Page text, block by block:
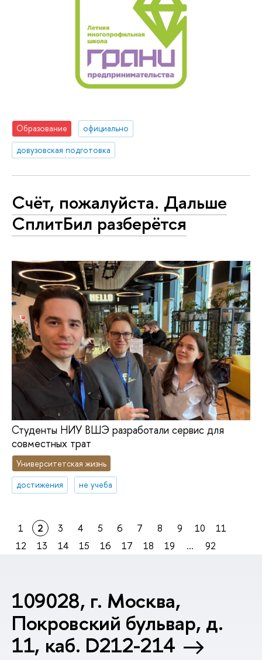
Образование
официально
довузовская подготовка
Счёт, пожалуйста. Дальше
СплитБил разберётся
Студенты НИУ ВШЭ разработали сервис для
совместных трат
Университетская жизнь
достижения
не учеба
1 2 3 4 5 6 7 8 9 10
11
12
13 14 15 16 17 18 19 ... 92
109028, г. Москва,
Покровский бульвар, д.
11, каб. D212-214